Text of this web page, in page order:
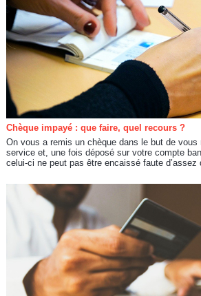
Chèque impayé : que faire, quel recours ?
On vous a remis un chèque dans le but de vous
service et, une fois déposé sur votre compte
celui-ci ne peut pas être encaissé faute d’assez